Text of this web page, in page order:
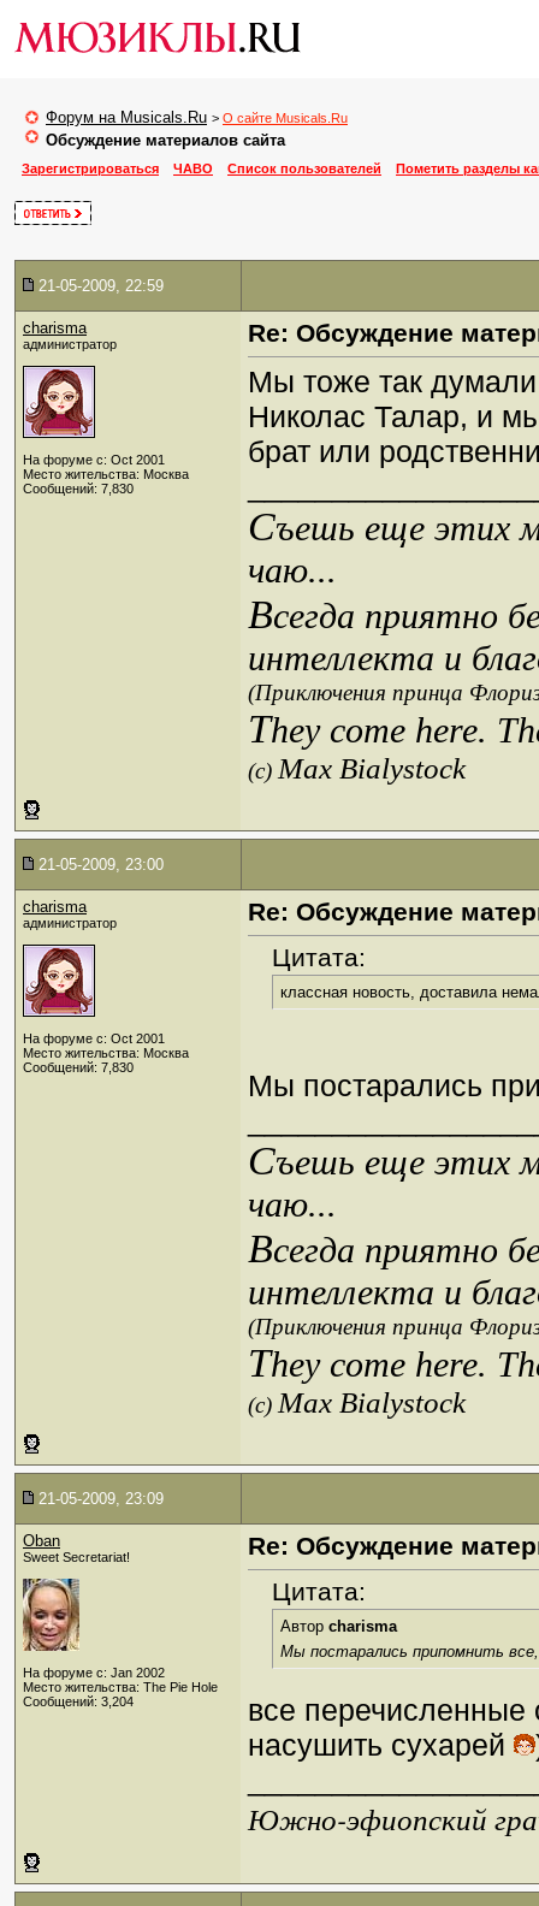
Форум на Musicals.Ru > О сайте Musicals.Ru
Обсуждение материалов сайта
Зарегистрироваться ЧАВО Список пользователей Пометить разделы
21-05-2009, 22:59
charisma
администратор
На форуме с: Oct 2001
Место жительства: Москва
Сообщений: 7,830
Re: Обсуждение
Мы тоже так
Николас Талар, и
брат или
Съешь еще этих
чаю...
Всегда приятно
интеллекта и
(Приключения принца
They come here.
(c)Max Bialystock
21-05-2009, 23:00
charisma
администратор
На форуме с: Oct 2001
Место жительства: Москва
Сообщений: 7,830
Re: Обсуждение
Цитата:
классная новость, доставила
Мы постарались
Съешь еще этих
чаю...
Всегда приятно
интеллекта и
(Приключения принца
They come here.
(c)Max Bialystock
21-05-2009, 23:09
Oban
Sweet Secretariat!
На форуме с: Jan 2002
Место жительства: The Pie Hole
Сообщений: 3,204
Re: Обсуждение
Цитата:
Автор charisma
Мы постарались припомнить
все перечисленные
насушить сухарей
Южно-эфиопский